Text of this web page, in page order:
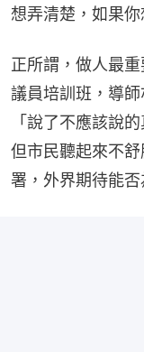
想弄清楚，如果
正所謂，做人最
議員培訓班，導
「說了不應該說
但市民聽起來不
署，外界期待能否